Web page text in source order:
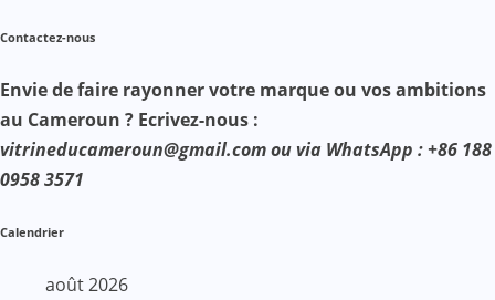
Contactez-nous
Envie de faire rayonner votre marque ou vos ambitions
au Cameroun ? Ecrivez-nous :
vitrineducameroun@gmail.com ou via WhatsApp : +86 188
0958 3571
Calendrier
août 2026